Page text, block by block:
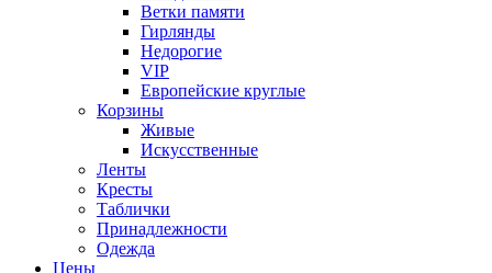
Ветки памяти
Гирлянды
Недорогие
VIP
Европейские круглые
Корзины
Живые
Искусственные
Ленты
Кресты
Таблички
Принадлежности
Одежда
Цены